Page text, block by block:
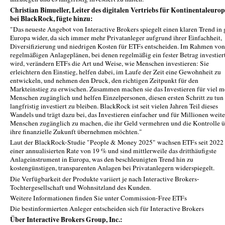
Christian Bimueller, Leiter des digitalen Vertriebs für
bei BlackRock, fügte hinzu:
"Das neueste Angebot von Interactive Brokers spiegelt einen klaren Trend in
Europa wider, da sich immer mehr Privatanleger aufgrund ihrer Einfachheit,
Diversifizierung und niedrigen Kosten für ETFs entscheiden. Im Rahmen von
regelmäßigen Anlageplänen, bei denen regelmäßig ein fester Betrag
wird, verändern ETFs die Art und Weise, wie Menschen investieren: Sie
erleichtern den Einstieg, helfen dabei, im Laufe der Zeit eine Gewohnheit zu
entwickeln, und nehmen den Druck, den richtigen Zeitpunkt für den
Markteinstieg zu erwischen. Zusammen machen sie das Investieren für viel
Menschen zugänglich und helfen Einzelpersonen, diesen ersten Schritt zu
langfristig investiert zu bleiben. BlackRock ist seit vielen Jahren Teil dieses
Wandels und trägt dazu bei, das Investieren einfacher und für Millionen
Menschen zugänglich zu machen, die ihr Geld vermehren und die Kontrolle
ihre finanzielle Zukunft übernehmen möchten."
Laut der BlackRock-Studie "People & Money 2025" wachsen ETFs seit
einer annualisierten Rate von 19 % und sind mittlerweile das dritthäufigste
Anlageinstrument in Europa, was den beschleunigten Trend hin zu
kostengünstigen, transparenten Anlagen bei Privatanlegern widerspiegelt.
Die Verfügbarkeit der Produkte variiert je nach Interactive Brokers-
Tochtergesellschaft und Wohnsitzland des Kunden.
Weitere Informationen finden Sie unter Commission-Free ETFs
Die bestinformierten Anleger entscheiden sich für Interactive Brokers
Über Interactive Brokers Group, Inc.: